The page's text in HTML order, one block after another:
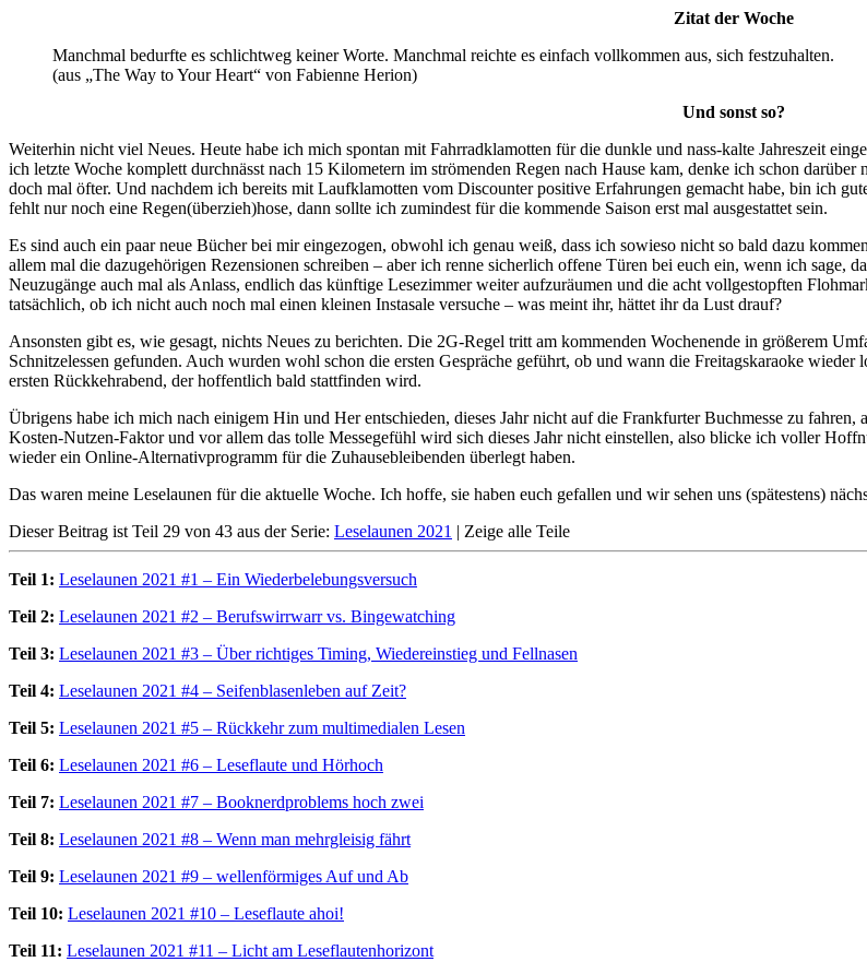
Zitat der Woche
Manchmal bedurfte es schlichtweg keiner Worte. Manchmal reichte es einfach vollkommen aus, sich festzuhalten.
(aus „The Way to Your Heart“ von Fabienne Herion)
Und sonst so?
Weiterhin nicht viel Neues. Heute habe ich mich spontan mit Fahrradklamotten für die dunkle und nass-kalte Jahreszeit
ich letzte Woche komplett durchnässt nach 15 Kilometern im strömenden Regen nach Hause kam, denke ich schon
doch mal öfter. Und nachdem ich bereits mit Laufklamotten vom Discounter positive Erfahrungen gemacht habe, bin ich
fehlt nur noch eine Regen(überzieh)hose, dann sollte ich zumindest für die kommende Saison erst mal ausgestattet sein.
Es sind auch ein paar neue Bücher bei mir eingezogen, obwohl ich genau weiß, dass ich sowieso nicht so bald dazu
allem mal die dazugehörigen Rezensionen schreiben – aber ich renne sicherlich offene Türen bei euch ein, wenn ich sage,
Neuzugänge auch mal als Anlass, endlich das künftige Lesezimmer weiter aufzuräumen und die acht vollgestopften
tatsächlich, ob ich nicht auch noch mal einen kleinen Instasale versuche – was meint ihr, hättet ihr da Lust drauf?
Ansonsten gibt es, wie gesagt, nichts Neues zu berichten. Die 2G-Regel tritt am kommenden Wochenende in größerem
Schnitzelessen gefunden. Auch wurden wohl schon die ersten Gespräche geführt, ob und wann die Freitagskaraoke
ersten Rückkehrabend, der hoffentlich bald stattfinden wird.
Übrigens habe ich mich nach einigem Hin und Her entschieden, dieses Jahr nicht auf die Frankfurter Buchmesse zu
Kosten-Nutzen-Faktor und vor allem das tolle Messegefühl wird sich dieses Jahr nicht einstellen, also blicke ich voller
wieder ein Online-Alternativprogramm für die Zuhausebleibenden überlegt haben.
Das waren meine Leselaunen für die aktuelle Woche. Ich hoffe, sie haben euch gefallen und wir sehen uns (spätestens)
Dieser Beitrag ist Teil 29 von 43 aus der Serie: Leselaunen 2021 | Zeige alle Teile
Teil 1: Leselaunen 2021 #1 – Ein Wiederbelebungsversuch
Teil 2: Leselaunen 2021 #2 – Berufswirrwarr vs. Bingewatching
Teil 3: Leselaunen 2021 #3 – Über richtiges Timing, Wiedereinstieg und Fellnasen
Teil 4: Leselaunen 2021 #4 – Seifenblasenleben auf Zeit?
Teil 5: Leselaunen 2021 #5 – Rückkehr zum multimedialen Lesen
Teil 6: Leselaunen 2021 #6 – Leseflaute und Hörhoch
Teil 7: Leselaunen 2021 #7 – Booknerdproblems hoch zwei
Teil 8: Leselaunen 2021 #8 – Wenn man mehrgleisig fährt
Teil 9: Leselaunen 2021 #9 – wellenförmiges Auf und Ab
Teil 10: Leselaunen 2021 #10 – Leseflaute ahoi!
Teil 11: Leselaunen 2021 #11 – Licht am Leseflautenhorizont